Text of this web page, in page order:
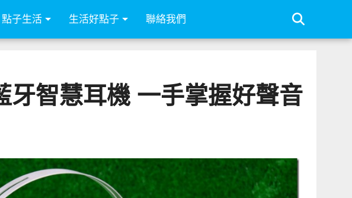
點子生活 生活好點子 聯絡我們
智慧耳機 一手掌握好聲音